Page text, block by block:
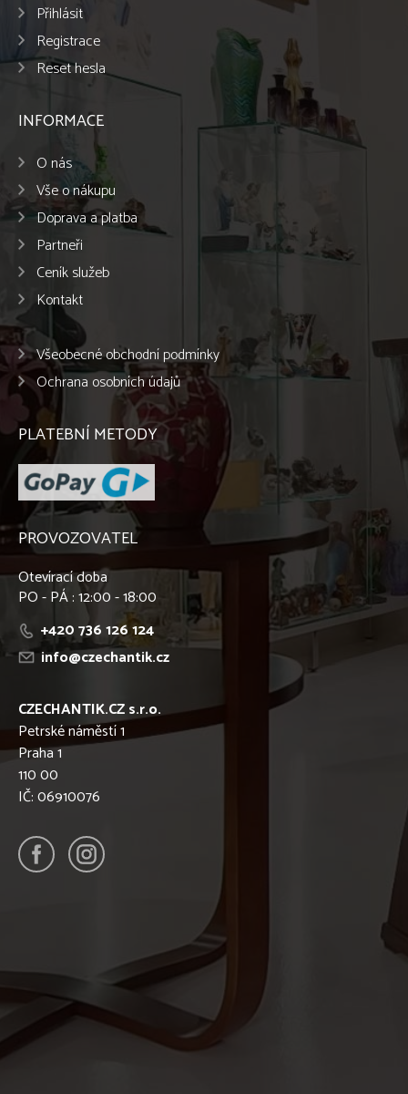
Přihlásit
Registrace
Reset hesla
INFORMACE
O nás
Vše o nákupu
Doprava a platba
Partneři
Ceník služeb
Kontakt
Všeobecné obchodní podmínky
Ochrana osobních údajů
PLATEBNÍ METODY
PROVOZOVATEL
Otevírací doba
PO - PÁ : 12:00 - 18:00
+420 736 126 124
info@czechantik.cz
CZECHANTIK.CZ s.r.o.
Petrské náměstí 1
Praha 1
110 00
IČ: 06910076